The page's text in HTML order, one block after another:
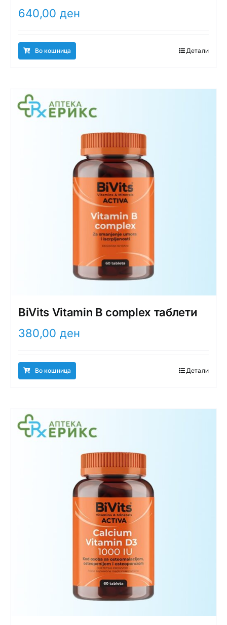
640,00 ден
Во кошница Детали
BiVits Vitamin B complex таблети
380,00 ден
Во кошница Детали